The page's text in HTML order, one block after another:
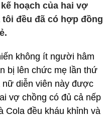
hoạch của hai vợ
đều đã có hợp đồng
không ít người hâm
bị lên chức mẹ lần thứ
diễn viên này được
vợ chồng có đủ cả nếp
Cola đều kháu khỉnh và